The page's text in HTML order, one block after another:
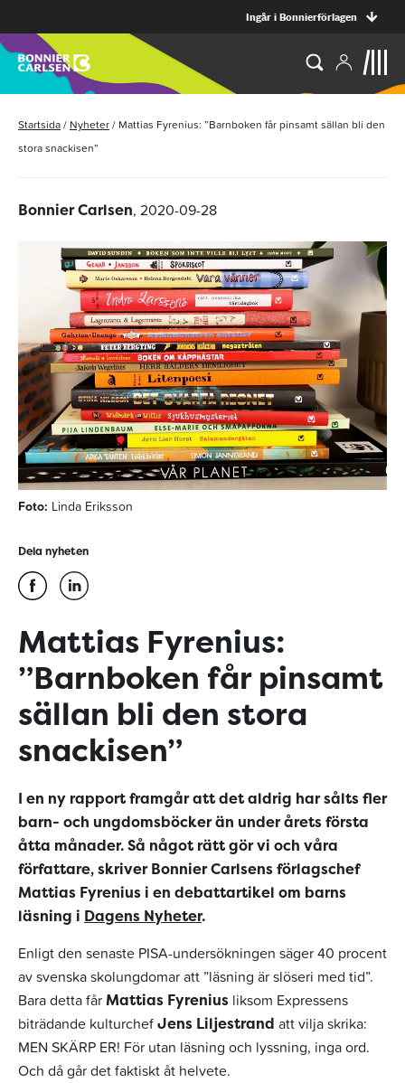
Ingår i Bonnierförlagen
Startsida/ Nyheter/ Mattias Fyrenius: ”Barnboken får pinsamt sällan bli den
stora snackisen”
Bonnier Carlsen, 2020-09-28
Foto: Linda Eriksson
Dela nyheten
Mattias Fyrenius:
”Barnboken får pinsamt
sällan bli den stora
snackisen”
I en ny rapportframgår att det aldrig har sålts fler
barn- och ungdomsböcker än under årets första
åtta månader. Så något rätt gör vi och våra
författare, skriver Bonnier Carlsens förlagschef
Mattias Fyrenius i en debattartikel om barns
läsning i Dagens Nyheter.
Enligt den senaste PISA-undersökningen säger 40 procent
av svenska skolungdomar att ”läsning är slöseri med tid”.
Bara detta fårMattias Fyrenius liksom Expressens
biträdande kulturchefJens Liljestrand att vilja skrika:
MEN SKÄRP ER! För utan läsning och lyssning, inga ord.
Och då går det faktiskt åt helvete.